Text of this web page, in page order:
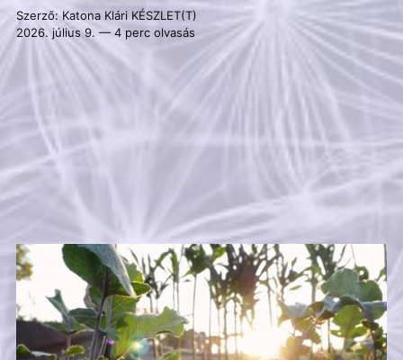
Szerző: Katona Klári KÉSZLET(T)
2026. július 9. — 4 perc olvasás